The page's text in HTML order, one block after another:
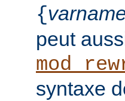
{
peut
syntaxe